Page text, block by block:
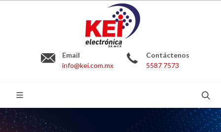
Email
info@kei.com.mx
Contáctenos
5587 7573